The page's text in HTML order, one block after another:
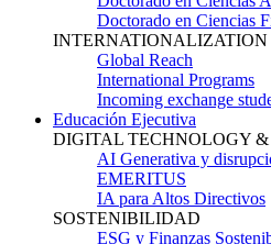
Doctorado en Ciencias
INTERNATIONALIZATION
Global Reach
International Programs
Incoming exchange
Educación Ejecutiva
DIGITAL TECHNOLOGY
AI Generativa y
EMERITUS
IA para Altos Directivos
SOSTENIBILIDAD
ESG y Finanzas